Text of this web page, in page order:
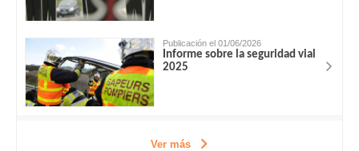
Publicación el 01/06/2026
Informe sobre la seguridad vial
2025
Ver más